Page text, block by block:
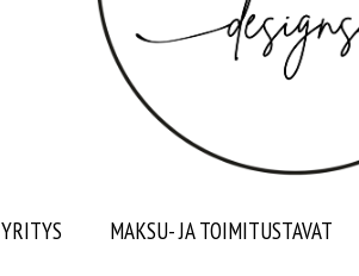
YRITYS MAKSU- JA TOIMITUSTAVAT